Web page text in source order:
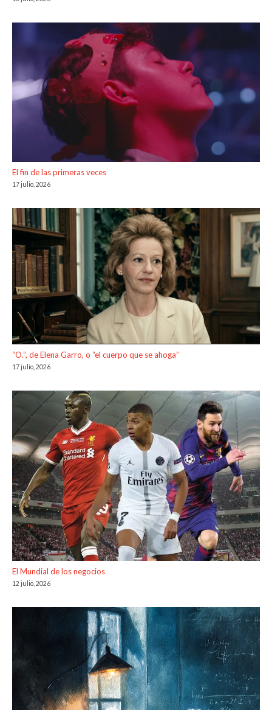
El fin de las primeras veces
17 julio, 2026
“O.”, de Elena Garro, o “el cuerpo que se ahoga”
17 julio, 2026
El Mundial de los negocios
12 julio, 2026